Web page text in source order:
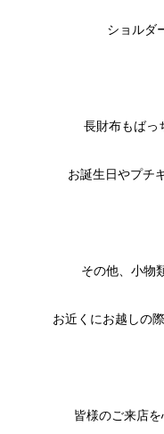
ショルダ
長財布もばっ
お誕生日やプチ
その他、小物
お近くにお越しの
皆様のご来店